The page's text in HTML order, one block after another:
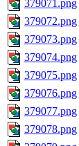
379071.png
379072.png
379073.png
379074.png
379075.png
379076.png
379077.png
379078.png